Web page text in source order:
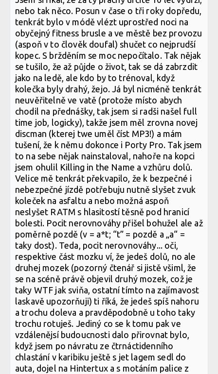
nebo tak něco. Posun v čase o tři roky dopředu,
tenkrát bylo v módě vlézt uprostřed noci na
obyčejný fitness brusle a ve městě bez provozu
(aspoň v to člověk doufal) shučet co nejprudší
kopec. S bržděním se moc nepočítalo. Tak nějak
se tušilo, že až půjde o život, tak se dá zabrzdit
jako na ledě, ale kdo by to trénoval, když
kolečka byly drahý, žejo. Já byl nicméně tenkrát
neuvěřitelně ve vatě (protože místo abych
chodil na přednášky, tak jsem si radši našel full
time job, logicky), takže jsem měl zrovna novej
discman (kterej twe uměl číst MP3!) a mám
tušení, že k němu dokonce i Porty Pro. Tak jsem
to na sebe nějak nainstaloval, nahoře na kopci
jsem ohulil Killing in the Name a vzhůru dolů.
Velice mě tenkrát překvapilo, že k bezpečné i
nebezpečné jízdě potřebuju nutně slyšet zvuk
koleček na asfaltu a nebo možná aspoň
neslyšet RATM s hlasitostí těsně pod hranicí
bolesti. Pocit nerovnováhy přišel bohužel ale až
poměrně pozdě (v = a*t; “t” = pozdě a „a“ =
taky dost). Teda, pocit nerovnováhy... oči,
respektive část mozku ví, že jedeš dolů, no ale
druhej mozek (pozorný čtenář si jistě všiml, že
se na scéně právě objevil druhý mozek, což je
taky WTF jak sviňa, ostatní tímto na zajímavost
laskavě upozorňuji) ti říká, že jedeš spíš nahoru
a trochu doleva a pravděpodobně u toho taky
trochu rotuješ. Jediný co se k tomu pak ve
vzdálenějsí budoucnosti dalo přirovnat bylo,
když jsem po návratu ze čtrnáctidenního
chlastání v karibiku ještě s jet lagem sedl do
auta, dojel na Hintertux a s motáním palice z